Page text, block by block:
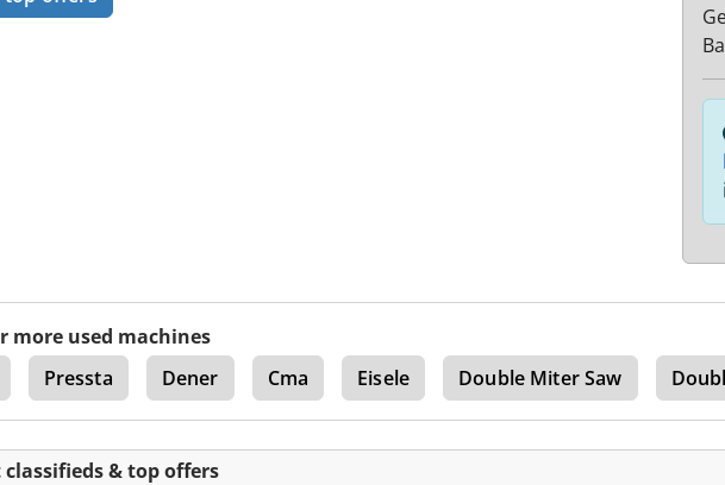
more used machines
Pressta Dener Cma Eisele Double Miter Saw
& top offers